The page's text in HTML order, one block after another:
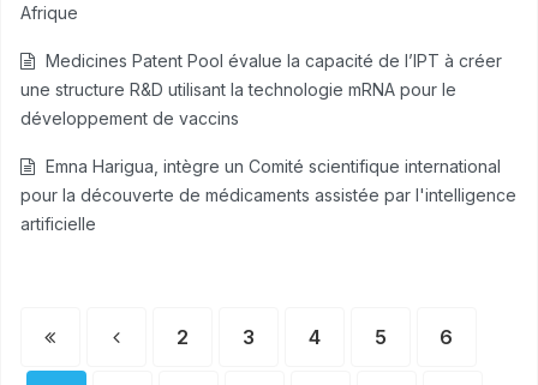
Afrique
Medicines Patent Pool évalue la capacité de l’IPT à créer
une structure R&D utilisant la technologie mRNA pour le
développement de vaccins
Emna Harigua, intègre un Comité scientifique international
pour la découverte de médicaments assistée par l'intelligence
artificielle
2 3 4 5 6